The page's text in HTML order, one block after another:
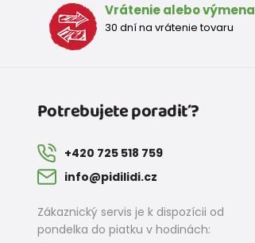
Vrátenie alebo výmena
30 dní na vrátenie tovaru
Potrebujete poradiť?
+420 725 518 759
info@pidilidi.cz
Zákaznický servis je k dispozícii od
pondelka do piatku v hodinách: